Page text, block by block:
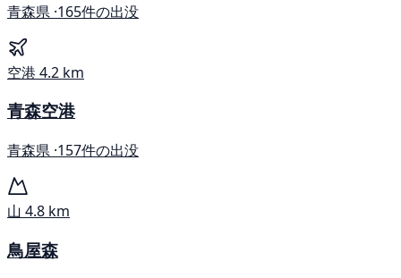
青森県 ·165件の出没
空港 4.2 km
青森空港
青森県 ·157件の出没
山 4.8 km
鳥屋森